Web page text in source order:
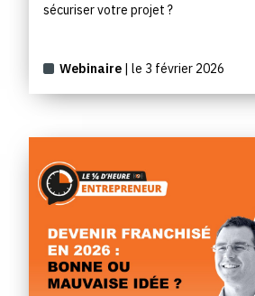
sécuriser votre projet ?
Webinaire | le 3 février 2026